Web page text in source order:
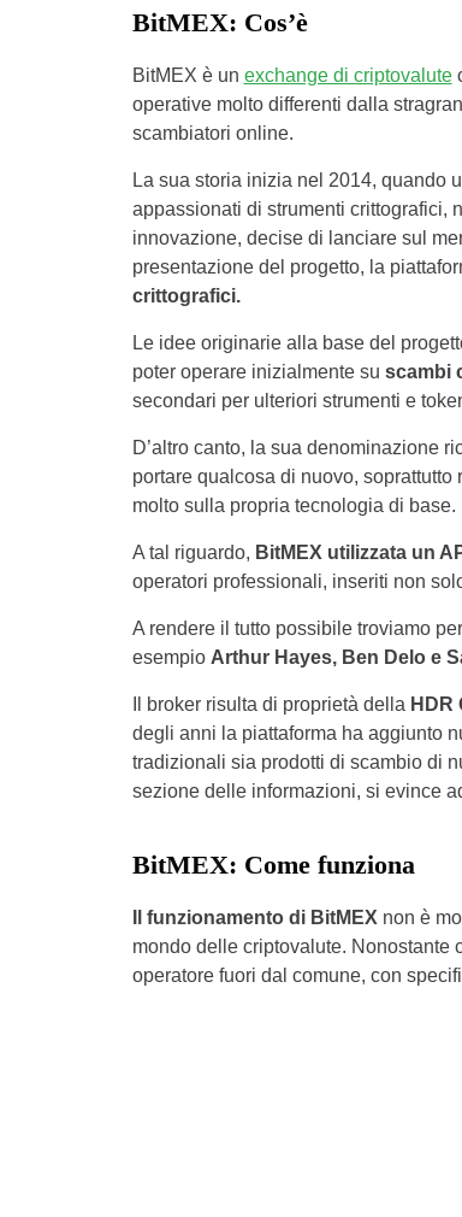
BitMEX: Cos’è
BitMEX è un exchange di criptovalute
operative molto differenti dalla
scambiatori online.
La sua storia inizia nel 2014, quando
appassionati di strumenti crittografici,
innovazione, decise di lanciare sul
presentazione del progetto, la
crittografici.
Le idee originarie alla base del
poter operare inizialmente su scambi
secondari per ulteriori strumenti e
D’altro canto, la sua denominazione
portare qualcosa di nuovo,
molto sulla propria tecnologia di base.
A tal riguardo, BitMEX utilizzata un
operatori professionali, inseriti non
A rendere il tutto possibile troviamo
esempio Arthur Hayes, Ben Delo e
Il broker risulta di proprietà della HDR
degli anni la piattaforma ha aggiunto
tradizionali sia prodotti di scambio di
sezione delle informazioni, si evince
BitMEX: Come funziona
Il funzionamento di BitMEX non è
mondo delle criptovalute. Nonostante
operatore fuori dal comune, con